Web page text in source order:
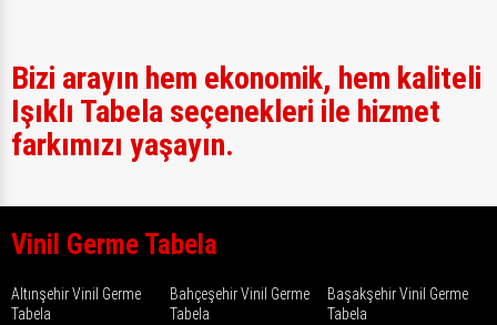
Bizi arayın hem ekonomik, hem kaliteli
Işıklı Tabela seçenekleri ile hizmet
farkımızı yaşayın.
Vinil Germe Tabela
Altınşehir Vinil Germe
Tabela
Bahçeşehir Vinil Germe
Tabela
Başakşehir Vinil Germe
Tabela